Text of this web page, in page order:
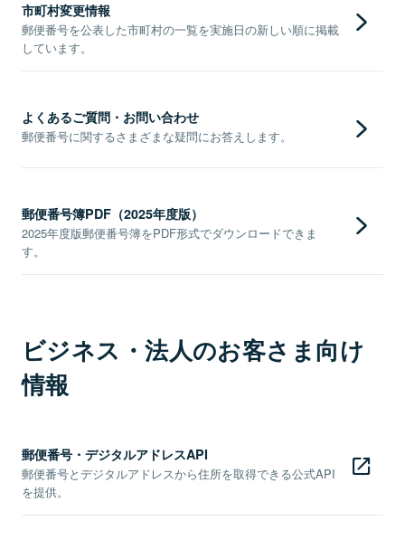
市町村変更情報
郵便番号を公表した市町村の一覧を実施日の新しい順に掲載
しています。
よくあるご質問・お問い合わせ
郵便番号に関するさまざまな疑問にお答えします。
郵便番号簿PDF（2025年度版）
2025年度版郵便番号簿をPDF形式でダウンロードできま
す。
ビジネス・法人のお客さま向け
情報
郵便番号・デジタルアドレスAPI
郵便番号とデジタルアドレスから住所を取得できる公式API
を提供。